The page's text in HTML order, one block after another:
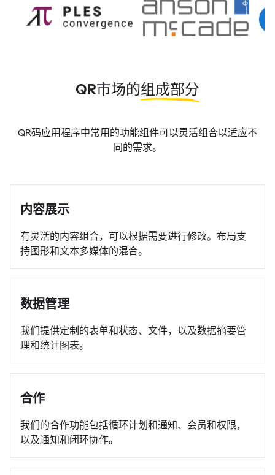
QR市场的组成部分
QR码应用程序中常用的功能组件可以灵活组合以适应不
同的需求。
内容展示
有灵活的内容组合，可以根据需要进行修改。布局支
持图形和文本多媒体的混合。
数据管理
我们提供定制的表单和状态、文件，以及数据摘要管
理和统计图表。
合作
我们的合作功能包括循环计划和通知、会员和权限，
以及通知和闭环协作。